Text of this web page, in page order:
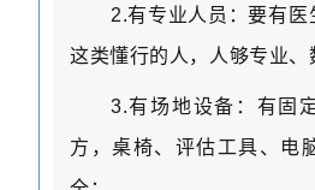
2.有专业人员：要有医
这类懂行的人，人够专业、
3.有场地设备：有固
方，桌椅、评估工具、电